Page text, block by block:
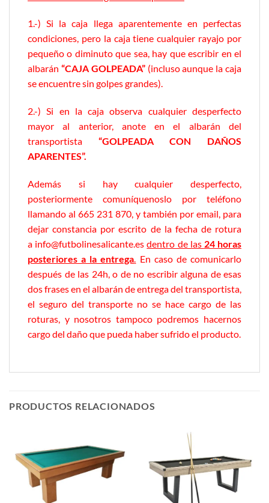
1.-) Si la caja llega aparentemente en perfectas
condiciones, pero la caja tiene cualquier rayajo por
pequeño o diminuto que sea, hay que escribir en el
albarán “CAJA GOLPEADA”(incluso aunque la caja
se encuentre sin golpes grandes).
2.-) Si en la caja observa cualquier desperfecto
mayor al anterior, anote en el albarán del
transportista “GOLPEADA CON DAÑOS
APARENTES”.
Además si hay cualquier desperfecto,
posteriormente comuníquenoslo por teléfono
llamando al 665 231 870, y también por email, para
dejar constancia por escrito de la fecha de rotura
a info@futbolinesalicante.es dentro de las 24 horas
posteriores a la entrega. En caso de comunicarlo
después de las 24h, o de no escribir alguna de esas
dos frases en el albarán de entrega del transportista,
el seguro del transporte no se hace cargo de las
roturas, y nosotros tampoco podremos hacernos
cargo del daño que pueda haber sufrido el producto.
PRODUCTOS RELACIONADOS